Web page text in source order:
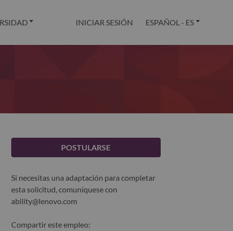
INICIAR SESIÓN ESPAÑOL - ES
POSTULARSE
Si necesitas una adaptación para completar
esta solicitud, comuníquese con
ability@lenovo.com
Compartir este empleo: